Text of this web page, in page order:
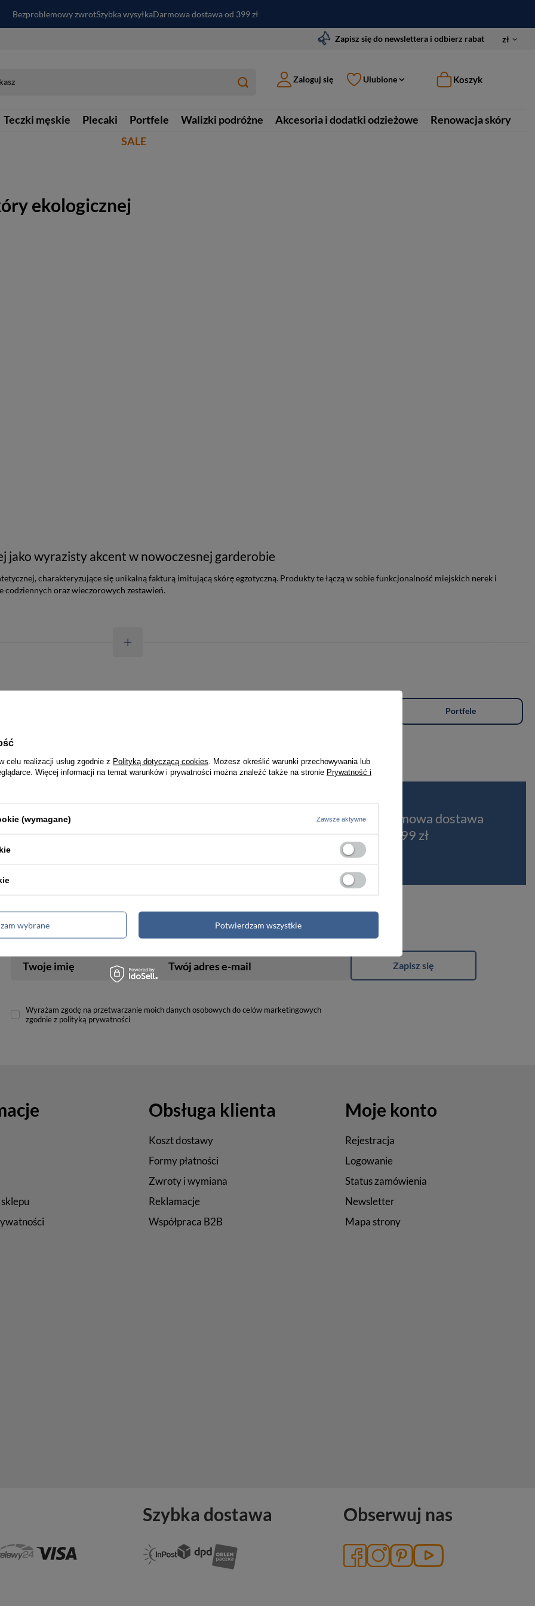
Bezproblemowy zwrotSzybka wysyłkaDarmowa dostawa od 399 zł
Zapisz się do newslettera i odbierz rabat zł
Zaloguj się Ulubione Koszyk
Teczki męskie Plecaki Portfele Walizki podróżne Akcesoria i dodatki odzieżowe
Renowacja skóry
SALE
ekologicznej
jako wyrazisty akcent w nowoczesnej garderobie
charakteryzujące się unikalną fakturą imitującą skórę egzotyczną. Produkty te łączą w sobie funkcjonalność miejskich nerek i
codziennych oraz wieczorowych zestawień.
Portfele
Darmowa dostawa
od 399 zł
Twoje imię Twój adres e-mail Zapisz się
Wyrażam zgodę na przetwarzanie moich danych osobowych do celów marketingowych
zgodnie z polityką prywatności
Obsługa klienta
Koszt dostawy
Formy płatności
Zwroty i wymiana
Reklamacje
Współpraca B2B
Moje konto
Rejestracja
Logowanie
Status zamówienia
Newsletter
Mapa strony
Szybka dostawa Obserwuj nas
celu realizacji usług zgodnie z Polityką dotyczącą cookies . Możesz określić warunki przechowywania lub
Więcej informacji na temat warunków i prywatności można znaleźć także na stronie Prywatność i
(wymagane) Zawsze aktywne
wybrane Potwierdzam wszystkie